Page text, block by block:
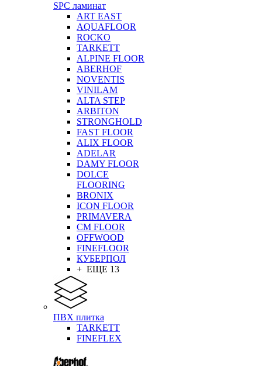
SPC ламинат
ART EAST
AQUAFLOOR
ROCKO
TARKETT
ALPINE FLOOR
ABERHOF
NOVENTIS
VINILAM
ALTA STEP
ARBITON
STRONGHOLD
FAST FLOOR
ALIX FLOOR
ADELAR
DAMY FLOOR
DOLCE
FLOORING
BRONIX
ICON FLOOR
PRIMAVERA
CM FLOOR
OFFWOOD
FINEFLOOR
КУБЕРПОЛ
+ ЕЩЕ 13
ПВХ плитка
TARKETT
FINEFLEX